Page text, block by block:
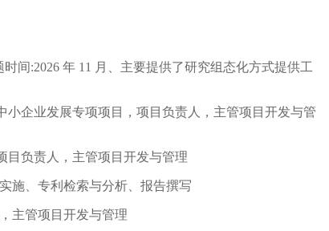
间:2026 年 11 月、主要提供了研究组态化方式提供工
小企业发展专项项目，项目负责人，主管项目开发与管
目负责人，主管项目开发与管理
施、专利检索与分析、报告撰写
主管项目开发与管理